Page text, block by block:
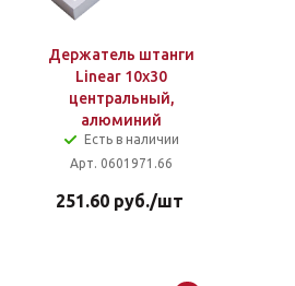
Держатель штанги
Linear 10х30
центральный,
алюминий
Есть в наличии
Арт. 0601971.66
251.60руб./шт